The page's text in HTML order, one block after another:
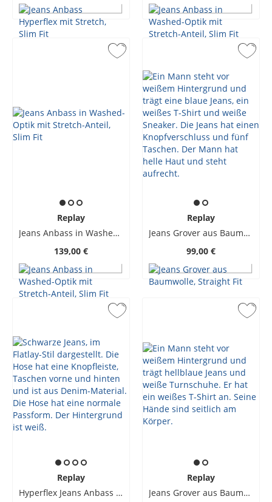
Replay
Jeans Anbass in Washed-Optik mit Stretch-Anteil, Slim Fit
139,00 €
Replay
Jeans Grover aus Baumwolle, Straight Fit
99,00 €
Replay
Hyperflex Jeans Anbass in Used-Optik, Slim Fit
Replay
Jeans Grover aus Baumwolle, Straight Fit